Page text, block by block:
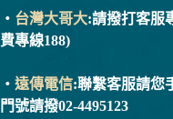
・ 台灣大哥大:請撥打客服
費專線188)
・ 遠傳電信:聯繫客服請您
門號請撥02-4495123